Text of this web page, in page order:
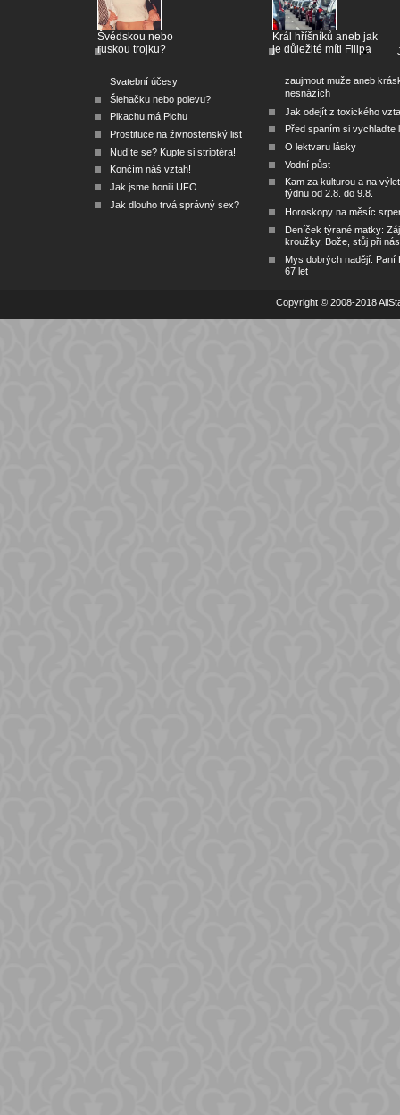
Švédskou nebo
ruskou trojku?
Svatební účesy
Šlehačku nebo polevu?
Pikachu má Pichu
Prostituce na živnostenský list
Nudíte se? Kupte si striptéra!
Končím náš vztah!
Jak jsme honili UFO
Jak dlouho trvá správný sex?
Král hříšníků aneb jak
je důležité míti Filipa
zaujmout muže aneb
nesnázích
Jak odejít z toxického
Před spaním si vychlaďte
O lektvaru lásky
Vodní půst
Kam za kulturou a na
týdnu od 2.8. do 9.8.
Horoskopy na měsíc
Deníček týrané matky:
kroužky, Bože, stůj při nás
Mys dobrých nadějí: Paní
67 let
Copyright © 2008-2018